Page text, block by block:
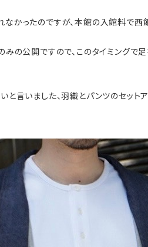
かったのですが、本館の入館料で西
みの公開ですので、このタイミングで
言いました、羽織とパンツのセット